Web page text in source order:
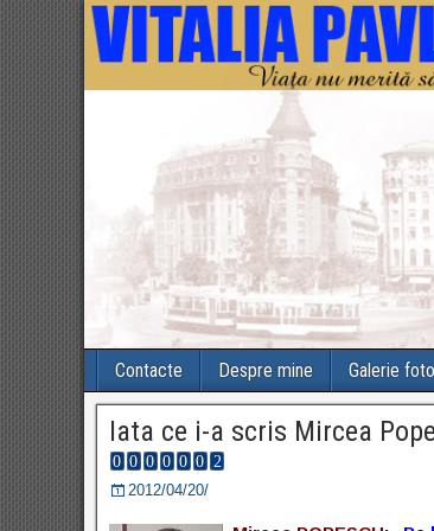
Contacte Despre mine Galerie foto
Iata ce i-a scris Mircea
2012/04/20/